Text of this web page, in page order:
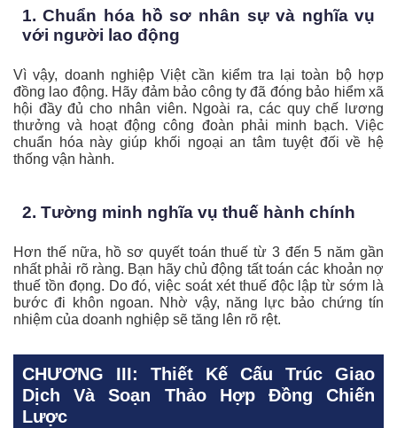
1. Chuẩn hóa hồ sơ nhân sự và nghĩa vụ
với người lao động
Vì vậy, doanh nghiệp Việt cần kiểm tra lại toàn bộ hợp
đồng lao động. Hãy đảm bảo công ty đã đóng bảo hiểm xã
hội đầy đủ cho nhân viên. Ngoài ra, các quy chế lương
thưởng và hoạt động công đoàn phải minh bạch. Việc
chuẩn hóa này giúp khối ngoại an tâm tuyệt đối về hệ
thống vận hành.
2. Tường minh nghĩa vụ thuế hành chính
Hơn thế nữa, hồ sơ quyết toán thuế từ 3 đến 5 năm gần
nhất phải rõ ràng. Bạn hãy chủ động tất toán các khoản nợ
thuế tồn đọng. Do đó, việc soát xét thuế độc lập từ sớm là
bước đi khôn ngoan. Nhờ vậy, năng lực bảo chứng tín
nhiệm của doanh nghiệp sẽ tăng lên rõ rệt.
CHƯƠNG III: Thiết Kế Cấu Trúc Giao
Dịch Và Soạn Thảo Hợp Đồng Chiến
Lược